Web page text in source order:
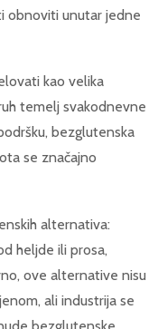
obnoviti unutar jedne
kao velika
temelj svakodnevne
bezglutenska
se značajno
alternativa:
heljde ili prosa,
ove alternative nisu
ali industrija se